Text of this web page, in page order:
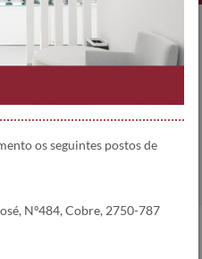
| 330
(Cryptomeria japonica) (t17)
os seguintes postos de
Nº484, Cobre, 2750-787